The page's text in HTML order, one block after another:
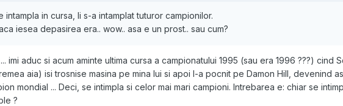
intampla in cursa, li s-a intamplat tuturor campionilor.
iesea depasirea era.. wow.. asa e un prost.. sau cum?
imi aduc si acum aminte ultima cursa a campionatului 1995 (sau era 1996 ???) cind
aia) isi trosnise masina pe mina lui si apoi l-a pocnit pe Damon Hill, devenind
mondial ... Deci, se intimpla si celor mai mari campioni. Intrebarea e: chiar se
?